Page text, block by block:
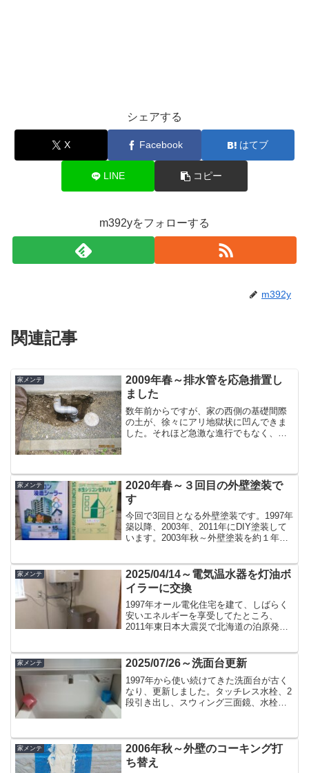
シェアする
X Facebook はてブ
LINE コピー
m392yをフォローする
m392y
関連記事
家メンテ
2009年春～排水管を応急措置し
ました
数年前からですが、家の西側の基礎間際
の土が、徐々にアリ地獄状に凹んできま
した。それほど急激な進行でもなく、特
い、思い切って掘ってみるこ...
家メンテ
2020年春～３回目の外壁塗装で
す
今回で3回目となる外壁塗装です。1997年
築以降、2003年、2011年にDIY塗装して
います。2003年秋～外壁塗装を約１年が
まだそれほど傷んでおらず、あと2...
家メンテ
2025/04/14～電気温水器を灯油ボ
イラーに交換
1997年オール電化住宅を建て、しばらく
安いエネルギーを享受してたところ、
2011年東日本大震災で北海道の泊原発も
はなかなか再稼働する気配もなく（西日
家メンテ 2025/07/26～洗面台更新
1997年から使い続けてきた洗面台が古く
なり、更新しました。タッチレス水栓、2
段引き出し、スウィング三面鏡、水栓が
は古い方の洗面台で...
家メンテ
2006年秋～外壁のコーキング打
ち替え